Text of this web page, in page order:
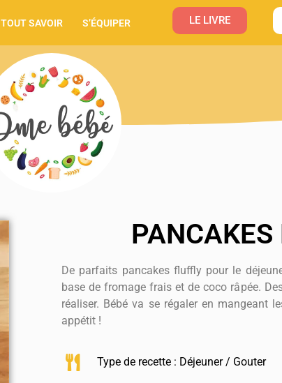
TOUT SAVOIR S’ÉQUIPER LE LIVRE
PANCAKES
De parfaits pancakes fluffly pour le
base de fromage frais et de coco râpée.
réaliser. Bébé va se régaler en mangeant
appétit !
Type de recette : Déjeuner / Gouter